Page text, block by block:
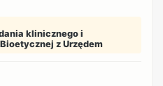
klinicznego i
z Urzędem